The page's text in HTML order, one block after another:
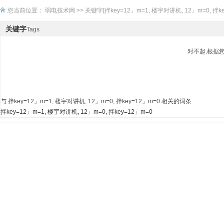
您当前位置： 弱电技术网 >> 关键字[拌key=12」m=1, 楼宇对讲机, 12」m=0, 拌
关键字Tags
对不起,根据
与 拌key=12」m=1, 楼宇对讲机, 12」m=0, 拌key=12」m=0 相关的词条
拌key=12」m=1, 楼宇对讲机, 12」m=0, 拌key=12」m=0